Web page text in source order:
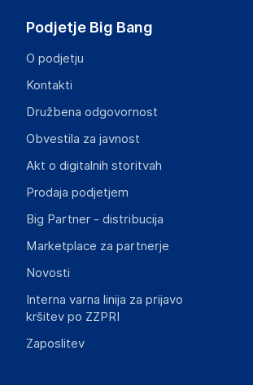
Podjetje Big Bang
O podjetju
Kontakti
Družbena odgovornost
Obvestila za javnost
Akt o digitalnih storitvah
Prodaja podjetjem
Big Partner - distribucija
Marketplace za partnerje
Novosti
Interna varna linija za prijavo
kršitev po ZZPRI
Zaposlitev